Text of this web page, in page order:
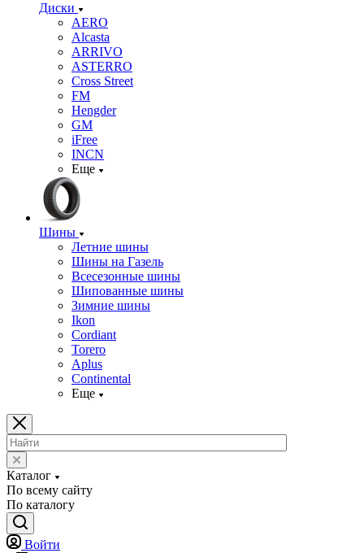
Диски
AERO
Alcasta
ARRIVO
ASTERRO
Cross Street
FM
Hengder
GM
iFree
INCN
Еще
Шины
Летние шины
Шины на Газель
Всесезонные шины
Шипованные шины
Зимние шины
Ikon
Cordiant
Torero
Aplus
Continental
Еще
Каталог
По всему сайту
По каталогу
Войти